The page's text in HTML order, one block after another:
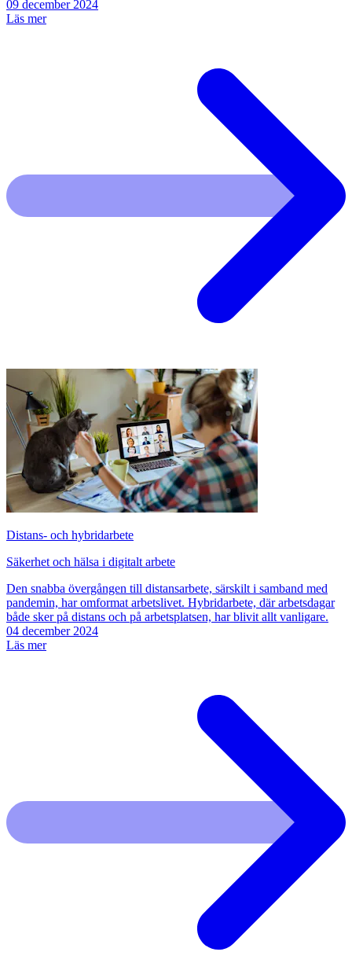
09 december 2024
Läs mer
Distans- och hybridarbete
Säkerhet och hälsa i digitalt arbete
Den snabba övergången till distansarbete, särskilt i samband med
pandemin, har omformat arbetslivet. Hybridarbete, där arbetsdagar
både sker på distans och på arbetsplatsen, har blivit allt vanligare.
04 december 2024
Läs mer